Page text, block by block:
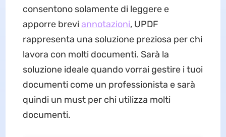
consentono solamente di leggere e
apporre breviannotazioni, UPDF
rappresenta una soluzione preziosa per chi
lavora con molti documenti. Sarà la
soluzione ideale quando vorrai gestire i tuoi
documenti come un professionista e sarà
quindi un must per chi utilizza molti
documenti.